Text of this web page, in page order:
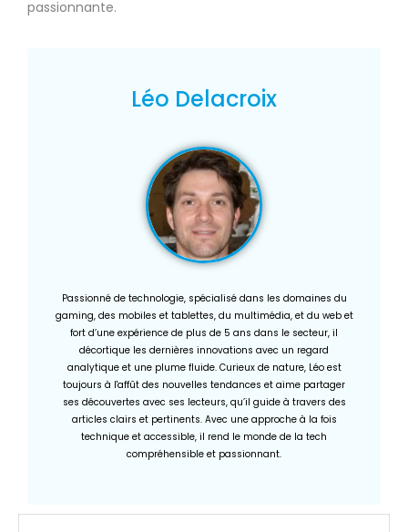
passionnante.
Léo Delacroix
Passionné de technologie, spécialisé dans les domaines du
gaming, des mobiles et tablettes, du multimédia, et du web et
fort d’une expérience de plus de 5 ans dans le secteur, il
décortique les dernières innovations avec un regard
analytique et une plume fluide. Curieux de nature, Léo est
toujours à l'affût des nouvelles tendances et aime partager
ses découvertes avec ses lecteurs, qu’il guide à travers des
articles clairs et pertinents. Avec une approche à la fois
technique et accessible, il rend le monde de la tech
compréhensible et passionnant.